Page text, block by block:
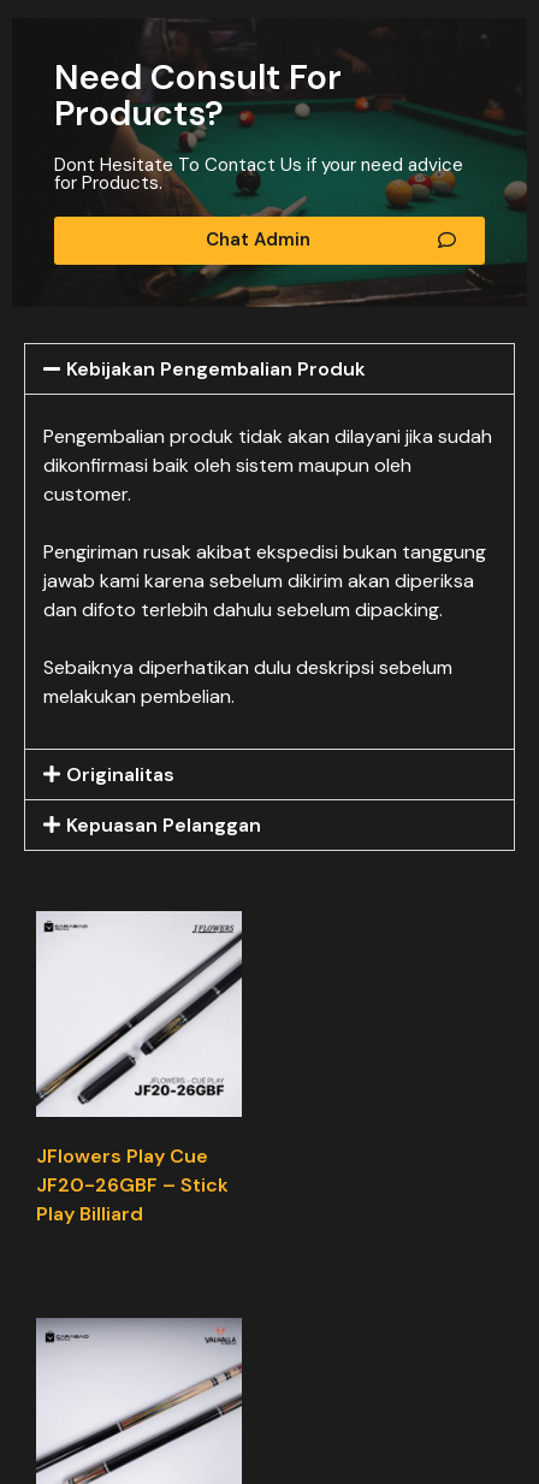
Need Consult For
Products?
Dont Hesitate To Contact Us if your need advice
for Products.
Chat Admin
Kebijakan Pengembalian Produk
Pengembalian produk tidak akan dilayani jika sudah
dikonfirmasi baik oleh sistem maupun oleh
customer.
Pengiriman rusak akibat ekspedisi bukan tanggung
jawab kami karena sebelum dikirim akan diperiksa
dan difoto terlebih dahulu sebelum dipacking.
Sebaiknya diperhatikan dulu deskripsi sebelum
melakukan pembelian.
Originalitas
Kepuasan Pelanggan
JFlowers Play Cue
JF20-26GBF – Stick
Play Billiard